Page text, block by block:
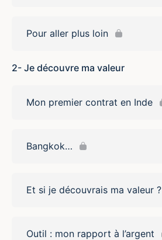
Pour aller plus loin
2- Je découvre ma valeur
Mon premier contrat en Inde
Bangkok…
Et si je découvrais ma valeur ?
Outil : mon rapport à l’argent